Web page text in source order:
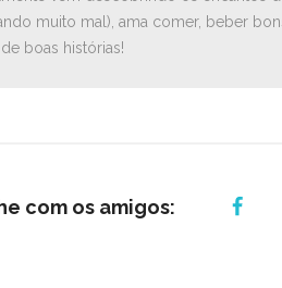
muito mal), ama comer, beber
boas histórias!
com os amigos: